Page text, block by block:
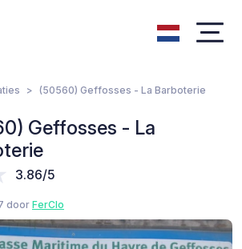
(50560) Geffosses - La Barboterie
Geffosses - La
3.86/5
door FerClo